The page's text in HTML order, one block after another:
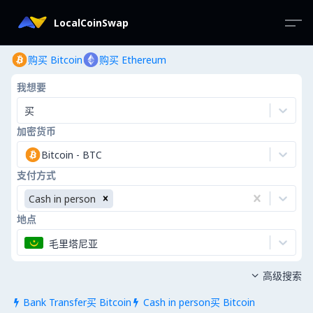
LocalCoinSwap
购买 Bitcoin 购买 Ethereum
我想要
买
加密货币
Bitcoin - BTC
支付方式
Cash in person
地点
毛里塔尼亚
 Bank Transfer买 Bitcoin  Cash in person买 Bitcoin
 高级搜索